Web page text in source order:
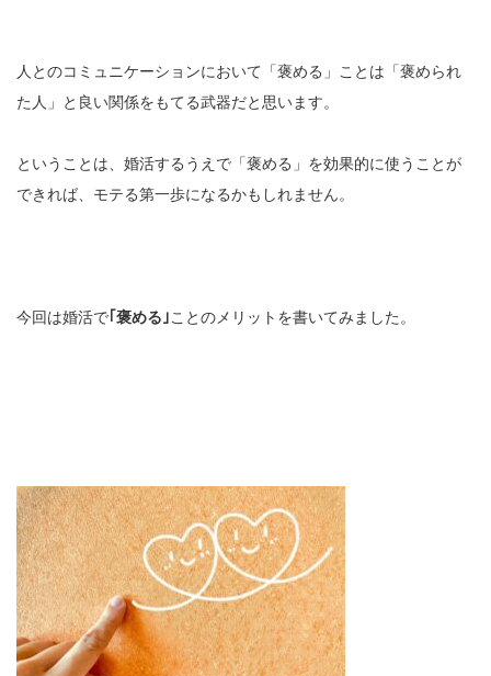
人とのコミュニケーションにおいて「褒める」ことは「褒められ
た人」と良い関係をもてる武器だと思います。
ということは、婚活するうえで「褒める」を効果的に使うことが
できれば、モテる第一歩になるかもしれません。
今回は婚活で ｢褒める｣ことのメリットを書いてみました。